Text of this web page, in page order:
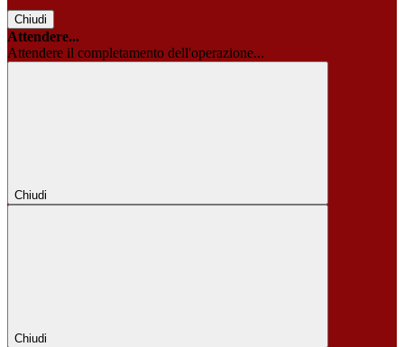
Chiudi
Attendere...
Attendere il completamento dell'operazione...
Chiudi
Chiudi